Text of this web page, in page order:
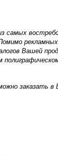
самых
Вашей
заказать в